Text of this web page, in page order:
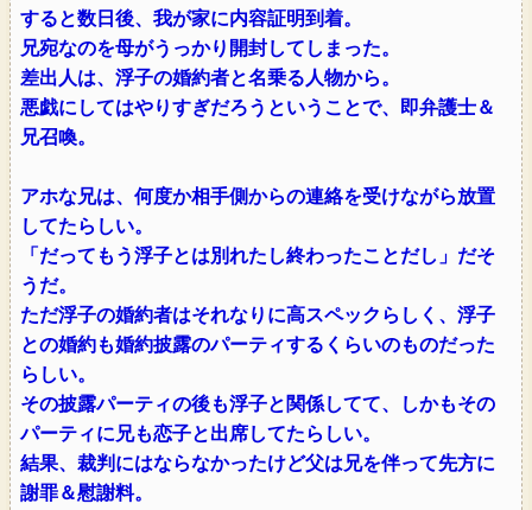
すると数日後、我が家に内容証明到着。
兄宛なのを母がうっかり開封してしまった。
差出人は、浮子の婚約者と名乗る人物から。
悪戯にしてはやりすぎだろうということで、即弁護士＆
兄召喚。
アホな兄は、何度か相手側からの連絡を受けながら放置
してたらしい。
「だってもう浮子とは別れたし終わったことだし」だそ
うだ。
ただ浮子の婚約者はそれなりに高スペックらしく、浮子
との婚約も婚約披露のパーティするくらいのものだった
らしい。
その披露パーティの後も浮子と関係してて、しかもその
パーティに兄も恋子と出席してたらしい。
結果、裁判にはならなかったけど父は兄を伴って先方に
謝罪＆慰謝料。